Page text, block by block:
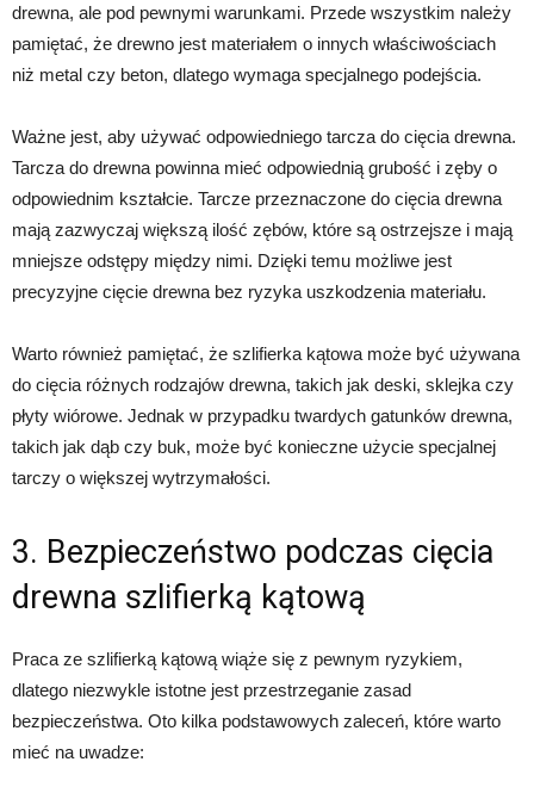
drewna, ale pod pewnymi warunkami. Przede wszystkim należy
pamiętać, że drewno jest materiałem o innych właściwościach
niż metal czy beton, dlatego wymaga specjalnego podejścia.
Ważne jest, aby używać odpowiedniego tarcza do cięcia drewna.
Tarcza do drewna powinna mieć odpowiednią grubość i zęby o
odpowiednim kształcie. Tarcze przeznaczone do cięcia drewna
mają zazwyczaj większą ilość zębów, które są ostrzejsze i mają
mniejsze odstępy między nimi. Dzięki temu możliwe jest
precyzyjne cięcie drewna bez ryzyka uszkodzenia materiału.
Warto również pamiętać, że szlifierka kątowa może być używana
do cięcia różnych rodzajów drewna, takich jak deski, sklejka czy
płyty wiórowe. Jednak w przypadku twardych gatunków drewna,
takich jak dąb czy buk, może być konieczne użycie specjalnej
tarczy o większej wytrzymałości.
3. Bezpieczeństwo podczas cięcia
drewna szlifierką kątową
Praca ze szlifierką kątową wiąże się z pewnym ryzykiem,
dlatego niezwykle istotne jest przestrzeganie zasad
bezpieczeństwa. Oto kilka podstawowych zaleceń, które warto
mieć na uwadze: